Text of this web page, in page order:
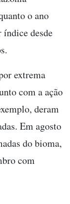
o ano
desde
extrema
com a ação
deram
Em agosto
do bioma,
com